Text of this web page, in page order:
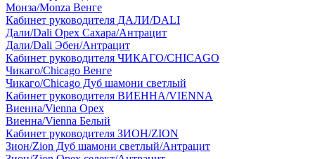
Монза/Monza Венге
Кабинет руководителя ДАЛИ/DALI
Дали/Dali Орех Cахара/Антрацит
Дали/Dali Эбен/Антрацит
Кабинет руководителя ЧИКАГО/CHICAGO
Чикаго/Chicago Венге
Чикаго/Chicago Дуб шамони светлый
Кабинет руководителя ВИЕННА/VIENNA
Виенна/Vienna Орех
Виенна/Vienna Белый
Кабинет руководителя ЗИОН/ZION
Зион/Zion Дуб шамони светлый/Антрацит